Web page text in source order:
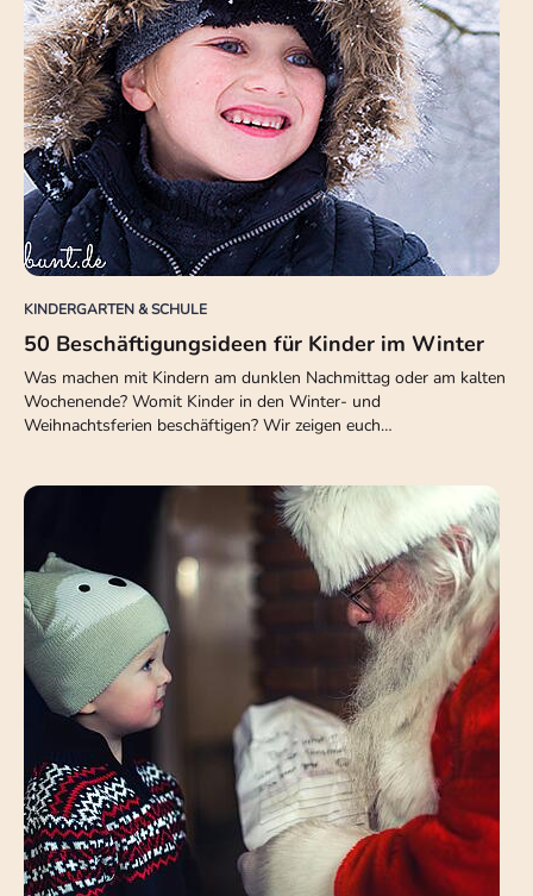
KINDERGARTEN & SCHULE
50 Beschäftigungsideen für Kinder im Winter
Was machen mit Kindern am dunklen Nachmittag oder am kalten
Wochenende? Womit Kinder in den Winter- und
Weihnachtsferien beschäftigen? Wir zeigen euch…